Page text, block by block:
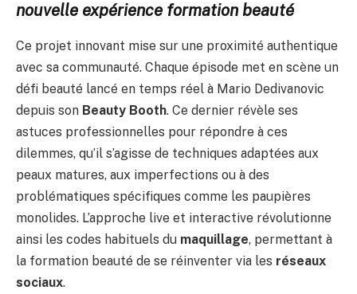
nouvelle expérience formation beauté
Ce projet innovant mise sur une proximité authentique
avec sa communauté. Chaque épisode met en scène un
défi beauté lancé en temps réel à Mario Dedivanovic
depuis son Beauty Booth. Ce dernier révèle ses
astuces professionnelles pour répondre à ces
dilemmes, qu’il s’agisse de techniques adaptées aux
peaux matures, aux imperfections ou à des
problématiques spécifiques comme les paupières
monolides. L’approche live et interactive révolutionne
ainsi les codes habituels du maquillage, permettant à
la formation beauté de se réinventer via les réseaux
sociaux.